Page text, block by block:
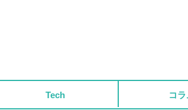
Tech コラ